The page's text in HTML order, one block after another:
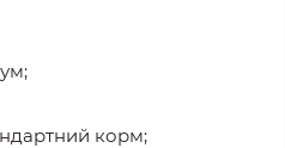
корм;